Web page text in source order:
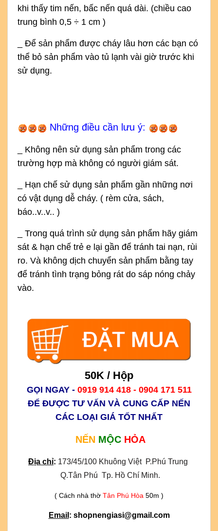
khi thấy tim nến, bấc nến quá dài. (chiều cao
trung bình 0,5 ÷ 1 cm )
_ Để sản phẩm được cháy lâu hơn các bạn có
thể bỏ sản phẩm vào tủ lạnh vài giờ trước khi
sử dụng.
Những điều cần lưu ý:
_ Không nên sử dụng sản phẩm trong các
trường hợp mà không có người giám sát.
_ Hạn chế sử dụng sản phẩm gần những nơi
có vật dụng dễ cháy. ( rèm cửa, sách,
báo..v..v.. )
_ Trong quá trình sử dụng sản phẩm hãy giám
sát & hạn chế trẻ e lại gần để tránh tai nạn, rùi
ro. Và không dịch chuyển sản phẩm bằng tay
để tránh tình trạng bỏng rát do sáp nóng chảy
vào.
50K / Hộp
GỌI NGAY - 0919 914 418 - 0904 171 511
ĐỂ ĐƯỢC TƯ VẤN VÀ CUNG CẤP NẾN
CÁC LOẠI GIÁ TỐT NHẤT
NẾN MỘC HỎA
Địa chỉ: 173/45/100 Khuông Việt  P.Phú Trung
Q.Tân Phú  Tp. Hồ Chí Minh.
( Cách nhà thờ Tân Phú Hòa 50m )
Email : shopnengiasi@gmail.com